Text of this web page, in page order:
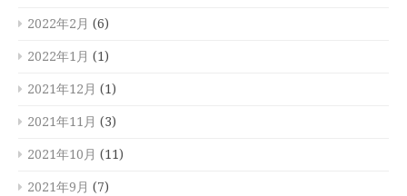
2022年2月 (6)
2022年1月 (1)
2021年12月 (1)
2021年11月 (3)
2021年10月 (11)
2021年9月 (7)